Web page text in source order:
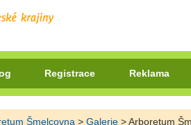
Registrace Reklama
Šmelcovna >Galerie > Arboretum